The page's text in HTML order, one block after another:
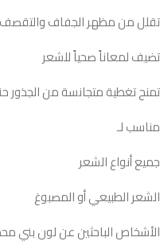
تقلل من مظهر الجفاف والتقصف
تضيف لمعاناً صحياً للشعر
تمنح تغطية متجانسة من الجذور
مناسب لـ
جميع أنواع الشعر
الشعر الطبيعي أو المصبوغ
الأشخاص الباحثين عن لون بني